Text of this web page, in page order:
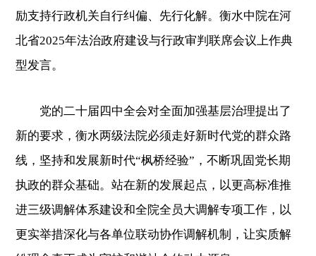
励支持行政机关自行纠偏、先行化解。衡水中院在河
北省2025年法治政府建设与行政审判联席会议上作典
型发言。
党的二十届四中全会对全面加强基层治理提出了
新的要求，衡水两级法院必须走好新时代党的群众路
线，坚持和发展新时代“枫桥经验”，不断巩固党长期
执政的群众基础。站在新的发展起点，以更高标准推
进三级调解体系建设和全院全员大调解专项工作，以
更实举措深化与各单位联动协作调解机制，让实质解